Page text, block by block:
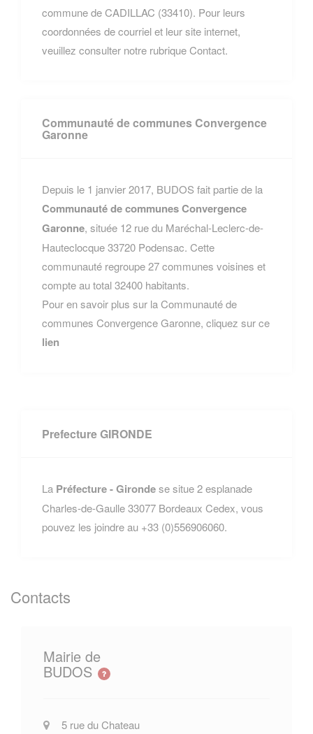
commune de CADILLAC (33410). Pour leurs
coordonnées de courriel et leur site internet,
veuillez consulter notre rubrique Contact.
Communauté de communes Convergence
Garonne
Depuis le 1 janvier 2017, BUDOS fait partie de la
Communauté de communes Convergence
Garonne, située 12 rue du Maréchal-Leclerc-de-
Hauteclocque 33720 Podensac. Cette
communauté regroupe 27 communes voisines et
compte au total 32400 habitants.
Pour en savoir plus sur la Communauté de
communes Convergence Garonne, cliquez sur ce
lien
Prefecture GIRONDE
La Préfecture - Girondese situe 2 esplanade
Charles-de-Gaulle 33077 Bordeaux Cedex, vous
pouvez les joindre au +33 (0)556906060.
Contacts
Mairie de
BUDOS
5 rue du Chateau